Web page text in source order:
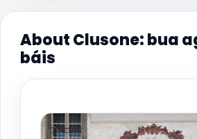
About Clusone: bua
báis